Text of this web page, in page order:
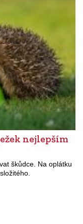
nejlepším
škůdce. Na oplátku